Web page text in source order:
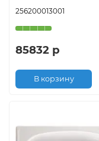
256200013001
85832 р
В корзину